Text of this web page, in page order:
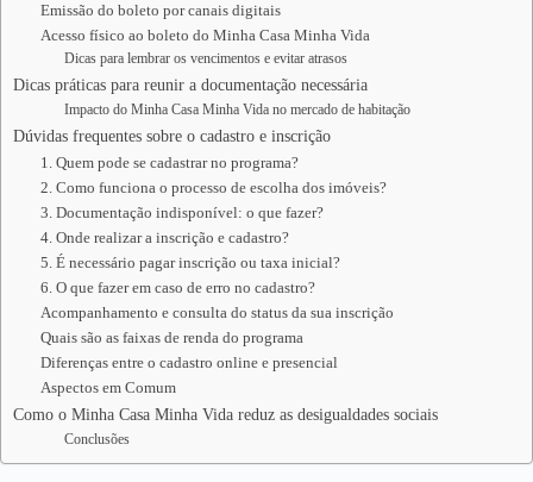
Emissão do boleto por canais digitais
Acesso físico ao boleto do Minha Casa Minha Vida
Dicas para lembrar os vencimentos e evitar atrasos
Dicas práticas para reunir a documentação necessária
Impacto do Minha Casa Minha Vida no mercado de habitação
Dúvidas frequentes sobre o cadastro e inscrição
1. Quem pode se cadastrar no programa?
2. Como funciona o processo de escolha dos imóveis?
3. Documentação indisponível: o que fazer?
4. Onde realizar a inscrição e cadastro?
5. É necessário pagar inscrição ou taxa inicial?
6. O que fazer em caso de erro no cadastro?
Acompanhamento e consulta do status da sua inscrição
Quais são as faixas de renda do programa
Diferenças entre o cadastro online e presencial
Aspectos em Comum
Como o Minha Casa Minha Vida reduz as desigualdades sociais
Conclusões